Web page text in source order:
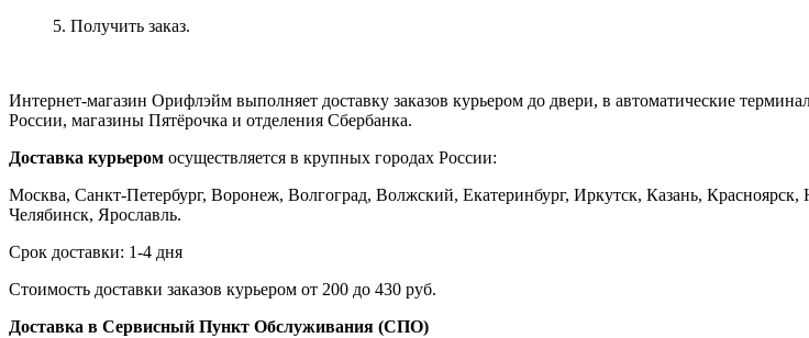
5. Получить заказ.
Интернет-магазин Орифлэйм выполняет доставку заказов курьером до двери, в автоматические
России, магазины Пятёрочка и отделения Сбербанка.
Доставка курьером осуществляется в крупных городах России:
Москва, Санкт-Петербург, Воронеж, Волгоград, Волжский, Екатеринбург, Иркутск, Казань,
Челябинск, Ярославль.
Срок доставки: 1-4 дня
Стоимость доставки заказов курьером от 200 до 430 руб.
Доставка в Сервисный Пункт Обслуживания (СПО)